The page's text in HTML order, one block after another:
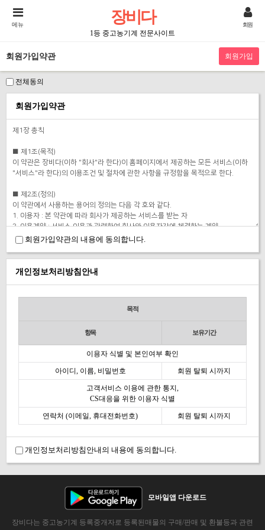
장비다
1등 중고농기계 전문사이트
메뉴 회원
회원가입약관
전체동의
회원가입약관
회원가입약관의 내용에 동의합니다.
개인정보처리방침안내
목적
항목 보유기간
이용자 식별 및 본인여부 확인
아이디, 이름, 비밀번호 회원 탈퇴 시까지
고객서비스 이용에 관한 통지,
CS대응을 위한 이용자 식별
연락처 (이메일, 휴대전화번호) 회원 탈퇴 시까지
개인정보처리방침안내의 내용에 동의합니다.
모바일앱 다운로드
장비다는 중고농기계 등록중개자로 등록된매물의 구매/판매 및 환불등과 관련